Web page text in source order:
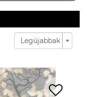
Legújabbak